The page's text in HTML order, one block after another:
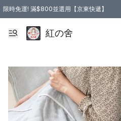
限時免運! 滿$800並選用【京東快遞】
紅の舍